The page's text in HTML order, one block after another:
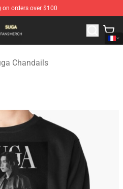
on orders over $100
Merchandise Store
Chandails